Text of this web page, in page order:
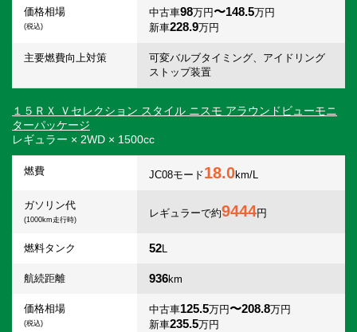
価格相場
(税込)
中古車98万円〜148.5万円
新車228.9万円
主要燃費向上対策
可変バルブタイミング、アイドリング
ストップ装置
１５ＲＸ Ｖセレクション スタイル ニスモ アラウンドビューモニ
ターパッケージ
レギュラー × 2WD × 1500cc
燃費 JC08モード18.0km/L
ガソリン代
(1000km走行時)
レギュラーで約9444円
燃料タンク 52L
航続距離 936km
価格相場
(税込)
中古車125.5万円〜208.8万円
新車235.5万円